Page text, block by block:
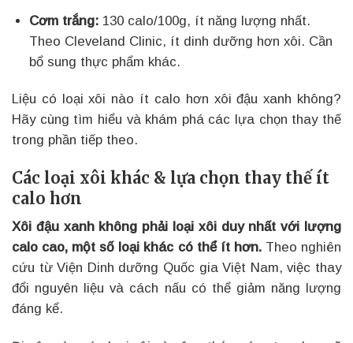
Cơm trắng:130 calo/100g, ít năng lượng nhất.
Theo Cleveland Clinic, ít dinh dưỡng hơn xôi. Cần
bổ sung thực phẩm khác.
Liệu có loại xôi nào ít calo hơn xôi đậu xanh không?
Hãy cùng tìm hiểu và khám phá các lựa chọn thay thế
trong phần tiếp theo.
Các loại xôi khác & lựa chọn thay thế ít
calo hơn
Xôi đậu xanh không phải loại xôi duy nhất với lượng
calo cao, một số loại khác có thể ít hơn.Theo nghiên
cứu từ Viện Dinh dưỡng Quốc gia Việt Nam, việc thay
đổi nguyên liệu và cách nấu có thể giảm năng lượng
đáng kể.